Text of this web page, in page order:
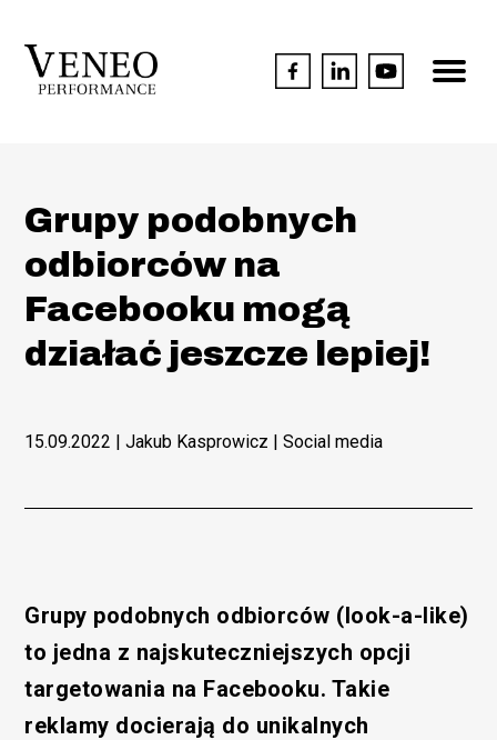
Grupy podobnych
odbiorców na
Facebooku mogą
działać jeszcze lepiej!
15.09.2022 | Jakub Kasprowicz |Social media
Grupy podobnych odbiorców (look-a-like)
to jedna z najskuteczniejszych opcji
targetowania na Facebooku. Takie
reklamy docierają do unikalnych